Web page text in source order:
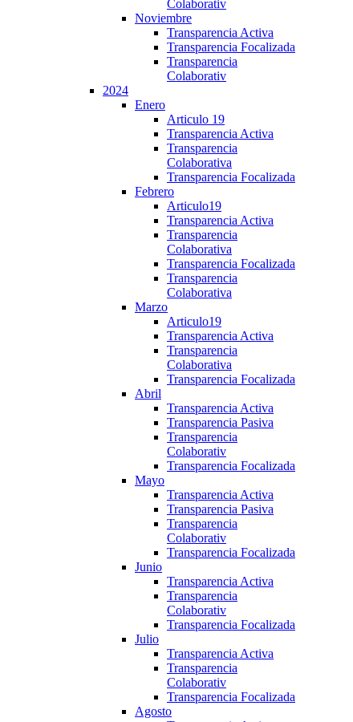
Colaborativ
Noviembre
Transparencia Activa
Transparencia Focalizada
Transparencia
Colaborativ
2024
Enero
Articulo 19
Transparencia Activa
Transparencia
Colaborativa
Transparencia Focalizada
Febrero
Articulo19
Transparencia Activa
Transparencia
Colaborativa
Transparencia Focalizada
Transparencia
Colaborativa
Marzo
Articulo19
Transparencia Activa
Transparencia
Colaborativa
Transparencia Focalizada
Abril
Transparencia Activa
Transparencia Pasiva
Transparencia
Colaborativ
Transparencia Focalizada
Mayo
Transparencia Activa
Transparencia Pasiva
Transparencia
Colaborativ
Transparencia Focalizada
Junio
Transparencia Activa
Transparencia
Colaborativ
Transparencia Focalizada
Julio
Transparencia Activa
Transparencia
Colaborativ
Transparencia Focalizada
Agosto